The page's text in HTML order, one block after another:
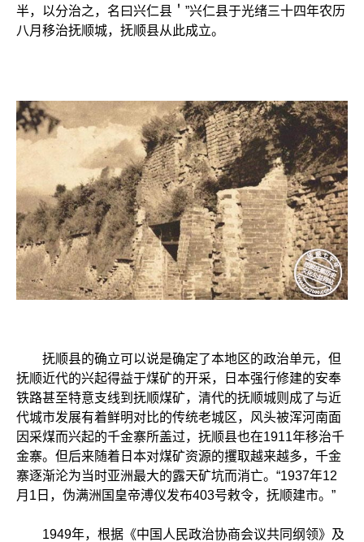
半，以分治之，名曰兴仁县＇”兴仁县于光绪三十四年农历
八月移治抚顺城，抚顺县从此成立。
抚顺县的确立可以说是确定了本地区的政治单元，但
抚顺近代的兴起得益于煤矿的开采，日本强行修建的安奉
铁路甚至特意支线到抚顺煤矿，清代的抚顺城则成了与近
代城市发展有着鲜明对比的传统老城区，风头被浑河南面
因采煤而兴起的千金寨所盖过，抚顺县也在1911年移治千
金寨。但后来随着日本对煤矿资源的攫取越来越多，千金
寨逐渐沦为当时亚洲最大的露天矿坑而消亡。“1937年12
月1日，伪满洲国皇帝溥仪发布403号敕令，抚顺建市。”
1949年，根据《中国人民政治协商会议共同纲领》及